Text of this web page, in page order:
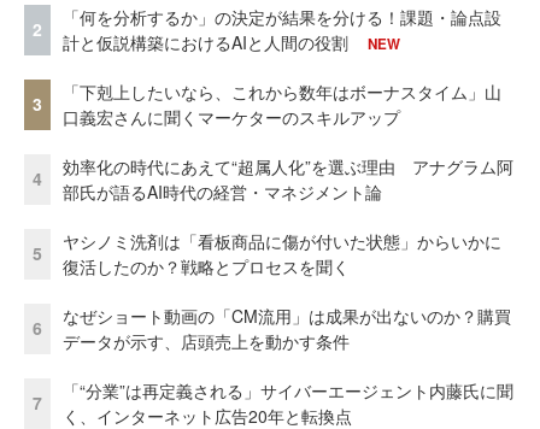
2
「何を分析するか」の決定が結果を分ける！課題・論点設
計と仮説構築におけるAIと人間の役割
NEW
3
「下剋上したいなら、これから数年はボーナスタイム」山
口義宏さんに聞くマーケターのスキルアップ
4
効率化の時代にあえて“超属人化”を選ぶ理由 アナグラム阿
部氏が語るAI時代の経営・マネジメント論
5
ヤシノミ洗剤は「看板商品に傷が付いた状態」からいかに
復活したのか？戦略とプロセスを聞く
6
なぜショート動画の「CM流用」は成果が出ないのか？購買
データが示す、店頭売上を動かす条件
7
「“分業”は再定義される」サイバーエージェント内藤氏に聞
く、インターネット広告20年と転換点